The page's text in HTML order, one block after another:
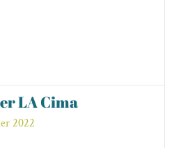
LA Cima
2022